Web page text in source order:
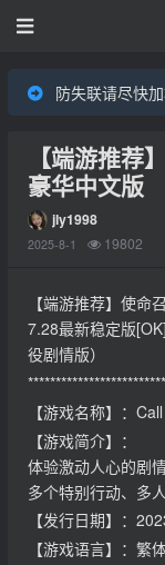
防失联请尽快
【端游推荐
豪华中文版
jly1998
2025-8-1 19802
【端游推荐】使命
7.28最新稳定版
役剧情版）
【游戏名称】：
【游戏简介】：
体验激动人心的剧
多个特别行动、多
【发行日期】：
【游戏语言】：繁